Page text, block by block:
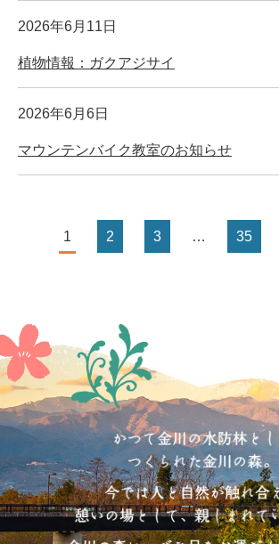
2026年6月11日
植物情報：ガクアジサイ
2026年6月6日
マウンテンバイク教室のお知らせ
1 2 3 … 35